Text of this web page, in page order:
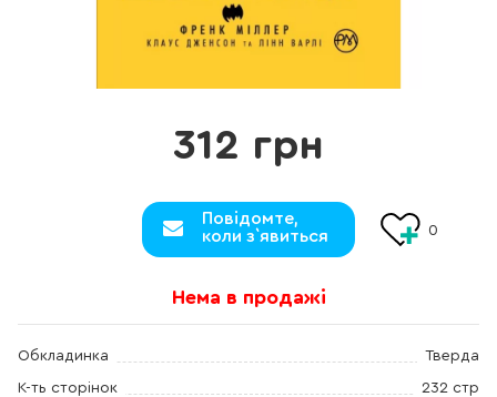
312 грн
Повідомте,
коли з`явиться
0
Нема в продажі
Обкладинка Тверда
К-ть сторінок 232 стр